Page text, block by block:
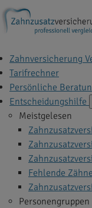
Zahnversicherung
Tarifrechner
Persönliche
Entscheidungshilfe
Meistgelesen
Fehlende Zähne
Personengruppen